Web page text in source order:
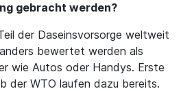
gebracht werden?
der Daseinsvorsorge weltweit
bewertet werden als
wie Autos oder Handys. Erste
der WTO laufen dazu bereits.